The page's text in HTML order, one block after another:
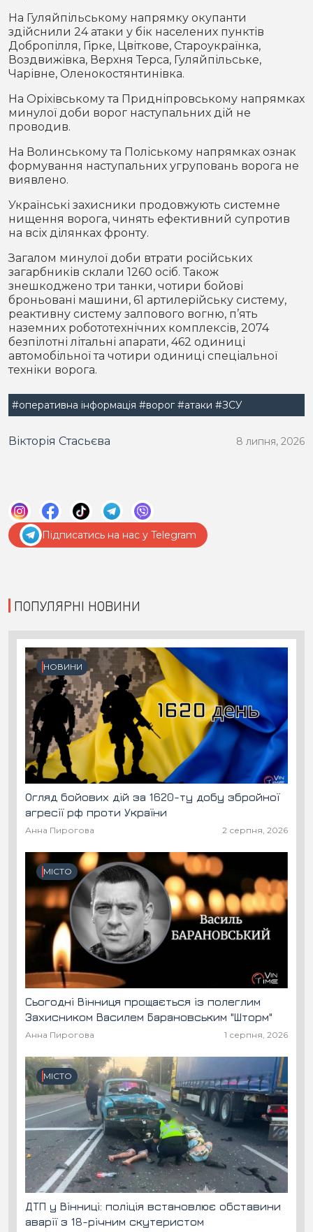
На Гуляйпільському напрямку окупанти
здійснили 24 атаки у бік населених пунктів
Добропілля, Гірке, Цвіткове, Староукраїнка,
Воздвижівка, Верхня Терса, Гуляйпільське,
Чарівне, Оленокостянтинівка.
На Оріхівському та Придніпровському напрямках
минулої доби ворог наступальних дій не
проводив.
На Волинському та Поліському напрямках ознак
формування наступальних угруповань ворога не
виявлено.
Українські захисники продовжують системне
нищення ворога, чинять ефективний супротив
на всіх ділянках фронту.
Загалом минулої доби втрати російських
загарбників склали 1260 осіб. Також
знешкоджено три танки, чотири бойові
броньовані машини, 61 артилерійську систему,
реактивну систему залпового вогню, п’ять
наземних робототехнічних комплексів, 2074
безпілотні літальні апарати, 462 одиниці
автомобільної та чотири одиниці спеціальної
техніки ворога.
#оперативна інформація #ворог #атаки #ЗСУ
Вікторія Стасьєва 8 липня, 2026
Підписатись на нас у Telegram
ПОПУЛЯРНІ НОВИНИ
НОВИНИ
Огляд бойових дій за 1620-ту добу збройної
агресії рф проти України
Анна Пирогова 2 серпня, 2026
МІСТО
Сьогодні Вінниця прощається із полеглим
Захисником Василем Барановським "Шторм"
Анна Пирогова 1 серпня, 2026
МІСТО
ДТП у Вінниці: поліція встановлює обставини
аварії з 18-річним скутеристом